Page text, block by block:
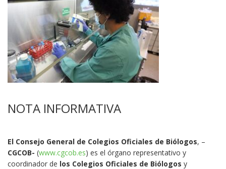
NOTA INFORMATIVA
El Consejo General de Colegios Oficiales de Biólogos, –
CGCOB- (www.cgcob.es) es el órgano representativo y
coordinador de los Colegios Oficiales de Biólogos y